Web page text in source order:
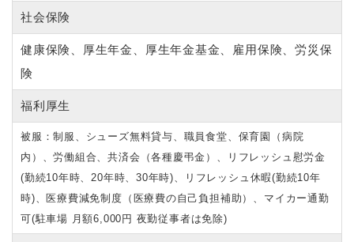
社会保険
健康保険、厚生年金、厚生年金基金、雇用保険、労災保
険
福利厚生
被服：制服、シューズ無料貸与、職員食堂、保育園（病院
内）、労働組合、共済会（各種慶弔金）、リフレッシュ慰労金
(勤続10年時、20年時、30年時)、リフレッシュ休暇(勤続10年
時)、医療費減免制度（医療費の自己負担補助）、マイカー通勤
可(駐車場 月額6,000 円 夜勤従事者は免除)